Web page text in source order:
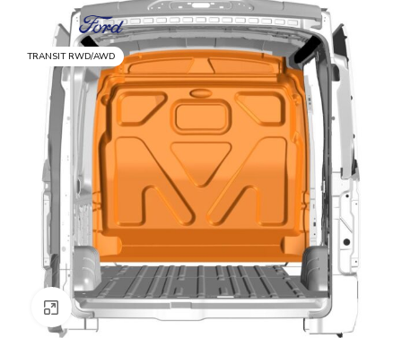
TRANSIT RWD/AWD
Zväčšiť obrázok